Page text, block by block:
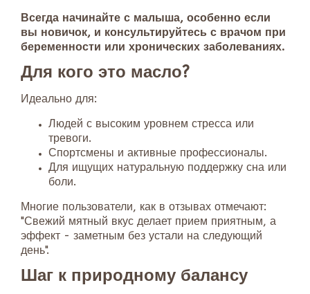
Всегда начинайте с малыша, особенно если
вы новичок, и консультируйтесь с врачом при
беременности или хронических заболеваниях.
Для кого это масло?
Идеально для:
Людей с высоким уровнем стресса или
тревоги.
Спортсмены и активные профессионалы.
Для ищущих натуральную поддержку сна или
боли.
Многие пользователи, как в отзывах отмечают:
"Свежий мятный вкус делает прием приятным, а
эффект - заметным без устали на следующий
день".
Шаг к природному балансу